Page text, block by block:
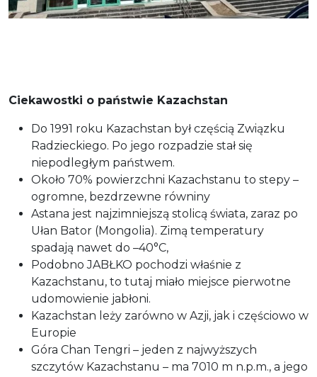
Ciekawostki o państwie Kazachstan
Do 1991 roku Kazachstan był częścią Związku
Radzieckiego. Po jego rozpadzie stał się
niepodległym państwem.
Około 70% powierzchni Kazachstanu to stepy –
ogromne, bezdrzewne równiny
Astana jest najzimniejszą stolicą świata, zaraz po
Ułan Bator (Mongolia). Zimą temperatury
spadają nawet do –40°C,
Podobno JABŁKO pochodzi właśnie z
Kazachstanu, to tutaj miało miejsce pierwotne
udomowienie jabłoni.
Kazachstan leży zarówno w Azji, jak i częściowo w
Europie
Góra Chan Tengri – jeden z najwyższych
szczytów Kazachstanu – ma 7010 m n.p.m., a jego